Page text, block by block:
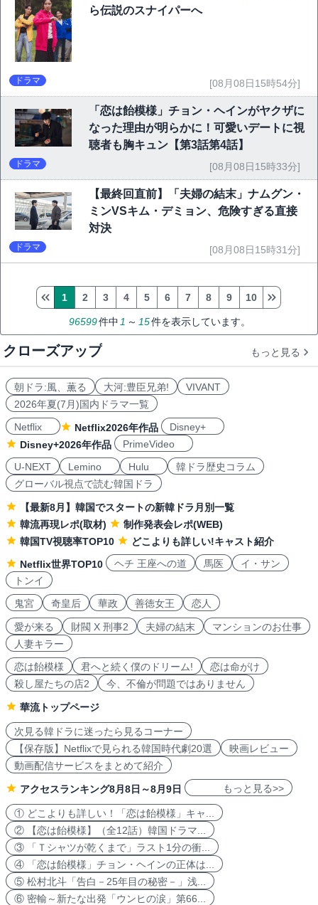
ら伝説のスナイパーへ
ドラマ [08月08日15時54分]
「恋は飴模様」チョン・ヘインがヤクザに
なった理由が明らかに！可愛いデートに視
聴者も胸キュン【第3話第4話】
ドラマ [08月08日15時33分]
【最終回直前】「夫婦の結末」ナムグン・
ミンVSキム・デミョン、危険すぎる直接
対決
ドラマ [08月08日15時31分]
96599件中 1 ～ 15件を表示しています。
1 2 3 4 5 6 7 8 9 10
クローズアップ もっと見る
朝ドラ:風、薫る 大河:豊臣兄弟!
VIVANT
2026年夏(7月)国内ドラマ一覧
Netflix
Netflix2026年作品
Disney+
Disney+2026年作品
PrimeVideo
U-NEXT
Lemino Hulu
韓ドラ歴史コラム
グローバル視点で読む韓国ドラ
【最新8月】韓国でスタートの新韓ドラ月別一覧
韓流再現レポ(取材)
制作発表会レポ(WEB)
韓国TV視聴率TOP10
どこよりも詳しい!キャスト紹介
Netflix世界TOP10
ヘチ 王座への道 馬医
イ・サン
トンイ
鬼宮
奇皇后 華政 善徳女王 恋人
愛が来る 財閥 X 刑事2 夫婦の結末
マンションのお仕事
人妻キラー
恋は飴模様
君へと続く僕のドリーム!
恋は命がけ
殺し屋たちの店2
今、不倫が問題ではありません
華流トップページ
次見る韓ドラに迷ったら見るコーナー
【保存版】Netflixで見られる韓国時代劇20選
映画レビュー
動画配信サービスをまとめて紹介
アクセスランキング8月8日～8月9日 もっと見る>>
① どこよりも詳しい！「恋は飴模様」キャ...
② 【恋は飴模様】（全12話）韓国ドラマ...
③ 「Ｔシャツが乾くまで」ラスト1分の衝...
④ 「恋は飴模様」チョン・ヘインの正体は...
⑤ 松村北斗「告白－25年目の秘密－」浅...
⑥ 密輸～新たな出発「ウンヒの涙」第66...